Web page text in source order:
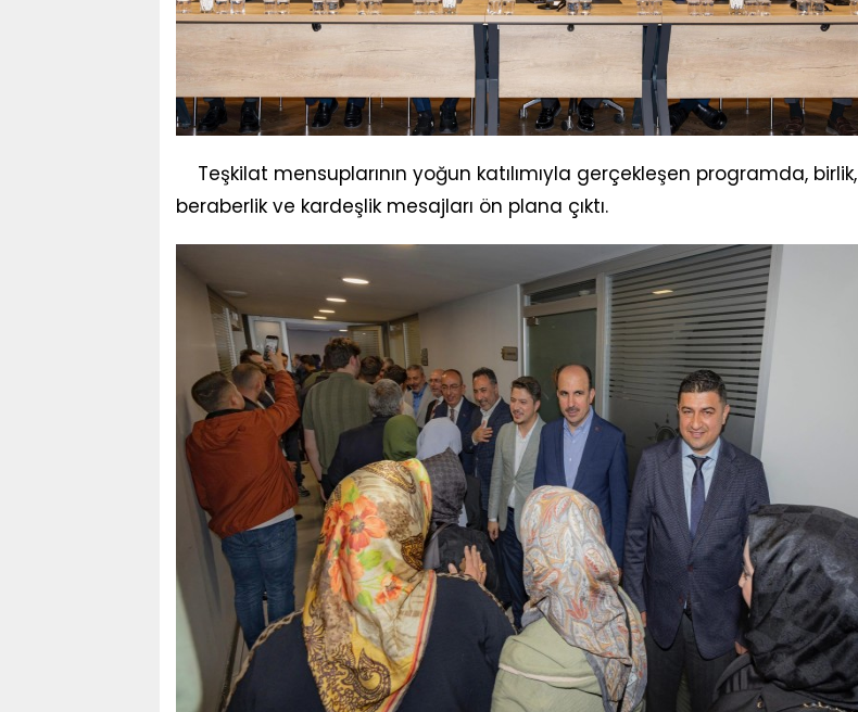
Teşkilat mensuplarının yoğun katılımıyla gerçekleşen programda, birlik,
beraberlik ve kardeşlik mesajları ön plana çıktı.